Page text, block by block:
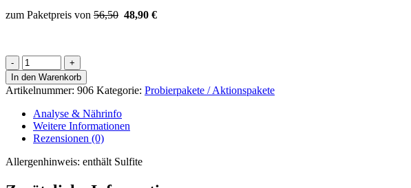
zum Paketpreis von 56,50 48,90 €
Sommer-
Ensemble
Menge
In den Warenkorb
Artikelnummer: 906 Kategorie: Probierpakete / Aktionspakete
Analyse & Nährinfo
Weitere Informationen
Rezensionen (0)
Allergenhinweis: enthält Sulfite